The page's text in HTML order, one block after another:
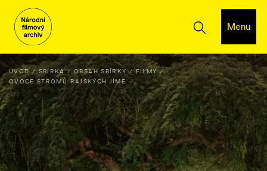
Menu
ÚVOD SBÍRKA OBSAH SBÍRKY
FILMY
OVOCE STROMŮ RAJSKÝCH JÍME